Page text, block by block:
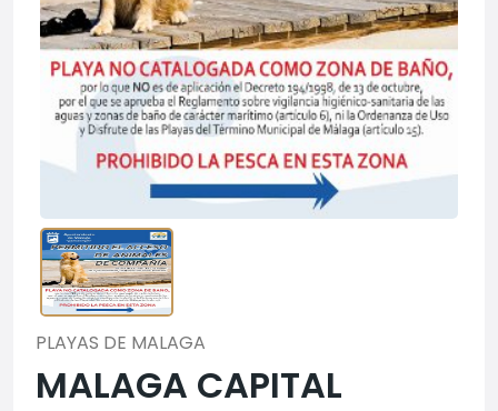
PLAYAS DE MALAGA
MALAGA CAPITAL